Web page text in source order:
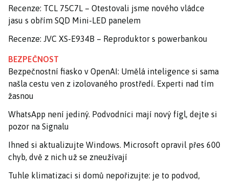
Recenze: TCL 75C7L – Otestovali jsme nového vládce
jasu s obřím SQD Mini-LED panelem
Recenze: JVC XS-E934B – Reproduktor s powerbankou
BEZPEČNOST
Bezpečnostní fiasko v OpenAI: Umělá inteligence si sama
našla cestu ven z izolovaného prostředí. Experti nad tím
žasnou
WhatsApp není jediný. Podvodníci mají nový fígl, dejte si
pozor na Signalu
Ihned si aktualizujte Windows. Microsoft opravil přes 600
chyb, dvě z nich už se zneužívají
Tuhle klimatizaci si domů nepořizujte: je to podvod,